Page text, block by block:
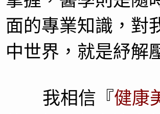
面的專業知識，對
中世界，就是紓解
我相信『健康